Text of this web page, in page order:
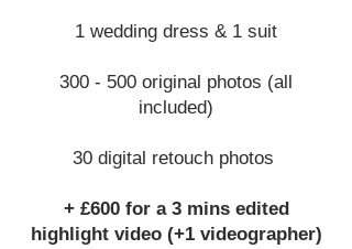
1 wedding dress & 1 suit
300 - 500 original photos (all
included)
30 digital retouch photos
+ £600 for a 3 mins edited
highlight video (+1 videographer)